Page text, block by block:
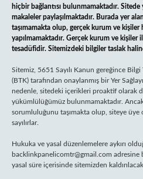
hiçbir bağlantısı bulunmamaktadır. Sitede
makaleler paylaşılmaktadır. Burada yer
taşımamakta olup, gerçek kurum ve kişiler
yapılmamaktadır. Gerçek kurum ve kişiler
tesadüfidir. Sitemizdeki bilgiler taslak
Sitemiz, 5651 Sayılı Kanun gereğince
(BTK) tarafından onaylanmış bir Yer
nedenle, sitedeki içerikleri proaktif olarak
yükümlülüğümüz bulunmamaktadır.
sorumluluğunu taşımakta olup, siteye
sayılırlar.
Hukuka ve yasal düzenlemelere aykırı
backlinkpanelicomtr@gmail.com adresine
yasal süre içerisinde sitemizden